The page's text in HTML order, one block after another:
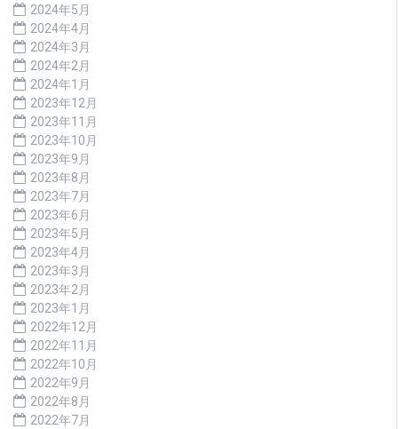
2024年5月
2024年4月
2024年3月
2024年2月
2024年1月
2023年12月
2023年11月
2023年10月
2023年9月
2023年8月
2023年7月
2023年6月
2023年5月
2023年4月
2023年3月
2023年2月
2023年1月
2022年12月
2022年11月
2022年10月
2022年9月
2022年8月
2022年7月